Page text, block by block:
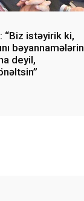
“Biz istəyirik ki,
bəyannamələrin
deyil,